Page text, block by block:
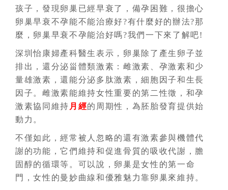
孩子，發現卵巢已經早衰了，備孕困難，很擔心
卵巢早衰不孕能不能治療好?有什麼好的辦法?那
麼，卵巢早衰不孕能治好嗎?我們一下來了解吧!
深圳怡康婦產科醫生表示，卵巢除了產生卵子並
排出，還分泌甾體類激素：雌激素、孕激素和少
量雄激素，還能分泌多肽激素，細胞因子和生長
因子。雌激素能維持女性重要的第二性徵，和孕
激素協同維持 月經的周期性，為胚胎發育提供始
動力。
不僅如此，經常被人忽略的還有激素參與機體代
謝的功能，它們維持和促進骨質的吸收代謝，膽
固醇的循環等。可以說，卵巢是女性的第一命
門，女性的曼妙曲線和優雅魅力靠卵巢來維持。